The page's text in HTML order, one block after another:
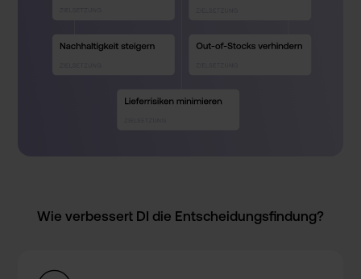
Wie verbesse­rt DI die Entschei­dungsfin­dung?